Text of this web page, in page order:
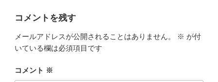
c
e
b
o
o
st
o
d
o
n
ail
コメントを残す
メールアドレスが公開されることはありません。 ※ が付
いている欄は必須項目です
コメント ※